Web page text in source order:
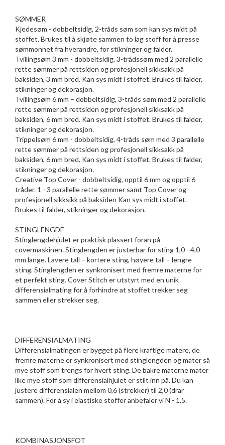
SØMMER
Kjedesøm - dobbeltsidig, 2-tråds søm som kan sys midt på
stoffet. Brukes til å skjøte sammen to lag stoff for å presse
sømmonnet fra hverandre, for stikninger og falder.
Tvillingsøm 3 mm - dobbeltsidig, 3-trådssøm med 2 parallelle
rette sømmer på rettsiden og profesjonell sikksakk på
baksiden, 3 mm bred. Kan sys midt i stoffet. Brukes til falder,
stikninger og dekorasjon.
Tvillingsøm 6 mm – dobbeltsidig, 3-tråds søm med 2 parallelle
rette sømmer på rettsiden og profesjonell sikksakk på
baksiden, 6 mm bred. Kan sys midt i stoffet. Brukes til falder,
stikninger og dekorasjon.
Trippelsøm 6 mm - dobbeltsidig, 4-tråds søm med 3 parallelle
rette sømmer på rettsiden og profesjonell sikksakk på
baksiden, 6 mm bred. Kan sys midt i stoffet. Brukes til falder,
stikninger og dekorasjon.
Creative Top Cover - dobbeltsidig, opptil 6 mm og opptil 6
tråder. 1 - 3 parallelle rette sømmer samt Top Cover og
profesjonell sikksikk på baksiden Kan sys midt i stoffet.
Brukes til falder, stikninger og dekorasjon.
STINGLENGDE
Stinglengdehjulet er praktisk plassert foran på
covermaskinen. Stinglengden er justerbar for sting 1,0 - 4,0
mm lange. Lavere tall – kortere sting, høyere tall – lengre
sting. Stinglengden er synkronisert med fremre materne for
et perfekt sting. Cover Stitch er utstyrt med en unik
differensialmating for å forhindre at stoffet trekker seg
sammen eller strekker seg.
DIFFERENSIALMATING
Differensialmatingen er bygget på flere kraftige matere, de
fremre materne er synkronisert med stinglengden og mater så
mye stoff som trengs for hvert sting. De bakre materne mater
like mye stoff som differensialhjulet er stilt inn på. Du kan
justere differensialen mellom 0,6 (strekker) til 2,0 (drar
sammen). For å sy i elastiske stoffer anbefaler vi N - 1,5.
KOMBINASJONSFOT